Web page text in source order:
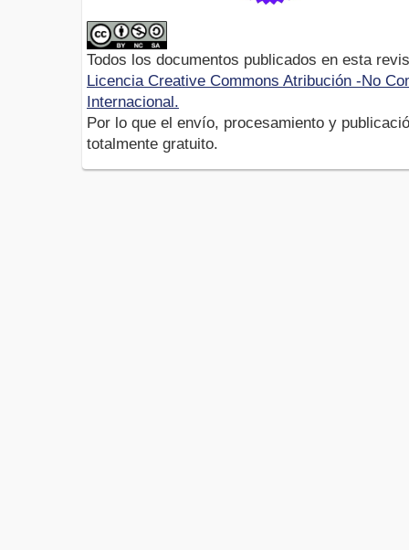
Todos los documentos publicados en esta
Licencia Creative Commons Atribución -No
Internacional.
Por lo que el envío, procesamiento y
totalmente gratuito.